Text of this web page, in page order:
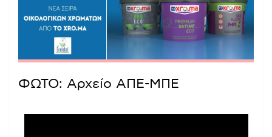
ΦΩΤΟ: Αρχείο ΑΠΕ-ΜΠΕ